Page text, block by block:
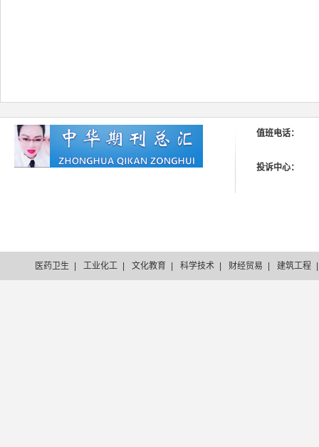
值班电话：
投诉中心：
医药卫生 工业化工 文化教育 科学技术 财经贸易 建筑工程